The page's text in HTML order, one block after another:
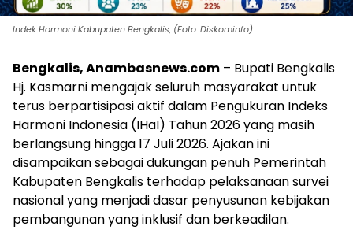
Indek Harmoni Kabupaten Bengkalis, (Foto: Diskominfo)
Bengkalis, Anambasnews.com – Bupati Bengkalis
Hj. Kasmarni mengajak seluruh masyarakat untuk
terus berpartisipasi aktif dalam Pengukuran Indeks
Harmoni Indonesia (IHaI) Tahun 2026 yang masih
berlangsung hingga 17 Juli 2026. Ajakan ini
disampaikan sebagai dukungan penuh Pemerintah
Kabupaten Bengkalis terhadap pelaksanaan survei
nasional yang menjadi dasar penyusunan kebijakan
pembangunan yang inklusif dan berkeadilan.